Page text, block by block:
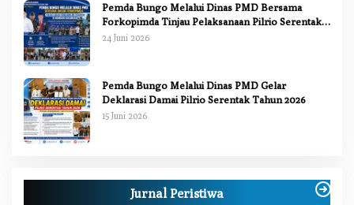
Pemda Bungo Melalui Dinas PMD Bersama
Forkopimda Tinjau Pelaksanaan Pilrio Serentak
2026
24 Juni 2026
Pemda Bungo Melalui Dinas PMD Gelar
Deklarasi Damai Pilrio Serentak Tahun 2026
15 Juni 2026
Jurnal Peristiwa